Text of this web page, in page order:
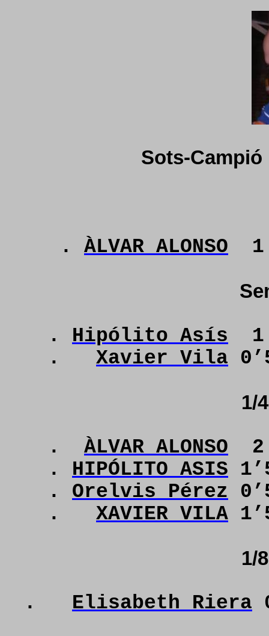
Sots-Campió
. ÀLVAR ALONSO 1
. Hipólito Asís
1
.
Xavier Vila
1/
. ÀLVAR ALONSO
2
. HIPÓLITO ASIS
. Orelvis Pérez
.
XAVIER VILA
1/
. Elisabeth Riera